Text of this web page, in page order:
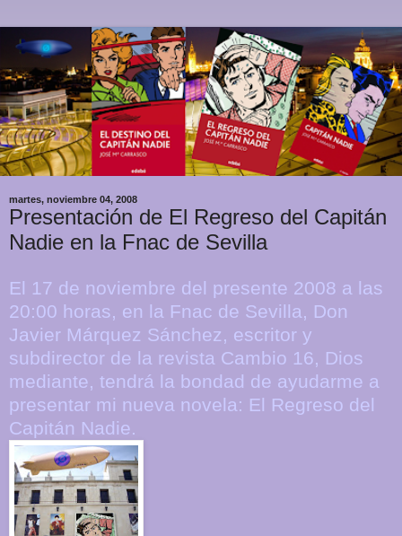
martes, noviembre 04, 2008
Presentación de El Regreso del Capitán
Nadie en la Fnac de Sevilla
El 17 de noviembre del presente 2008 a las
20:00 horas, en la Fnac de Sevilla, Don
Javier Márquez Sánchez, escritor y
subdirector de la revista Cambio 16, Dios
mediante, tendrá la bondad de ayudarme a
presentar mi nueva novela: El Regreso del
Capitán Nadie.